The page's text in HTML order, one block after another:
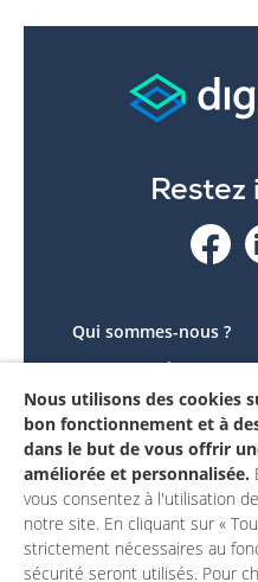
Restez
Qui sommes-nous ?
Le projet
Contactez-nous
Mon compte
Nous utilisons des cookies
bon fonctionnement et à
dans le but de vous offrir
améliorée et personnalisée.
vous consentez à l'utilisation
notre site. En cliquant sur «
strictement nécessaires au
sécurité seront utilisés. Pour